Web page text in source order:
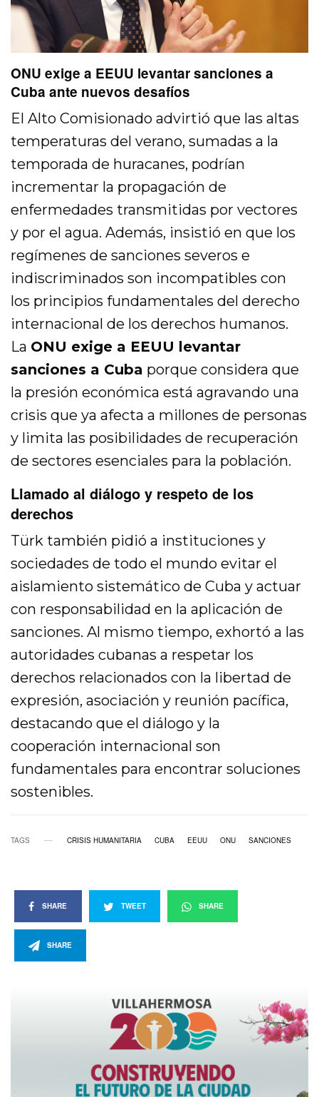
ONU exige a EEUU levantar sanciones a
Cuba ante nuevos desafíos
El Alto Comisionado advirtió que las altas
temperaturas del verano, sumadas a la
temporada de huracanes, podrían
incrementar la propagación de
enfermedades transmitidas por vectores
y por el agua. Además, insistió en que los
regímenes de sanciones severos e
indiscriminados son incompatibles con
los principios fundamentales del derecho
internacional de los derechos humanos.
La ONU exige a EEUU levantar
sanciones a Cuba porque considera que
la presión económica está agravando una
crisis que ya afecta a millones de personas
y limita las posibilidades de recuperación
de sectores esenciales para la población.
Llamado al diálogo y respeto de los
derechos
Türk también pidió a instituciones y
sociedades de todo el mundo evitar el
aislamiento sistemático de Cuba y actuar
con responsabilidad en la aplicación de
sanciones. Al mismo tiempo, exhortó a las
autoridades cubanas a respetar los
derechos relacionados con la libertad de
expresión, asociación y reunión pacífica,
destacando que el diálogo y la
cooperación internacional son
fundamentales para encontrar soluciones
sostenibles.
TAGS CRISIS HUMANITARIA CUBA EEUU ONU SANCIONES
SHARE TWEET SHARE
SHARE